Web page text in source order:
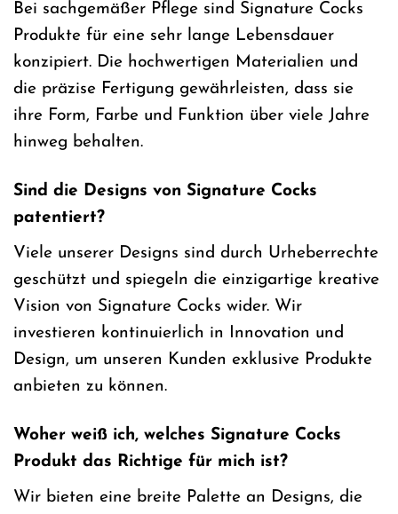
Bei sachgemäßer Pflege sind Signature Cocks
Produkte für eine sehr lange Lebensdauer
konzipiert. Die hochwertigen Materialien und
die präzise Fertigung gewährleisten, dass sie
ihre Form, Farbe und Funktion über viele Jahre
hinweg behalten.
Sind die Designs von Signature Cocks
patentiert?
Viele unserer Designs sind durch Urheberrechte
geschützt und spiegeln die einzigartige kreative
Vision von Signature Cocks wider. Wir
investieren kontinuierlich in Innovation und
Design, um unseren Kunden exklusive Produkte
anbieten zu können.
Woher weiß ich, welches Signature Cocks
Produkt das Richtige für mich ist?
Wir bieten eine breite Palette an Designs, die